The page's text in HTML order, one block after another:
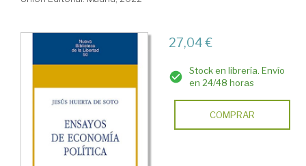
27,04 €
Stock en librería. Envío
en 24/48 horas
COMPRAR